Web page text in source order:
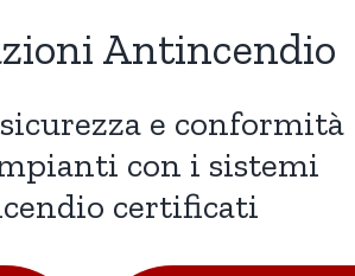
Antincendio
e conformità
con i sistemi
certificati